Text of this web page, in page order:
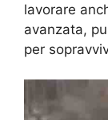
lavorare
avanzata,
per